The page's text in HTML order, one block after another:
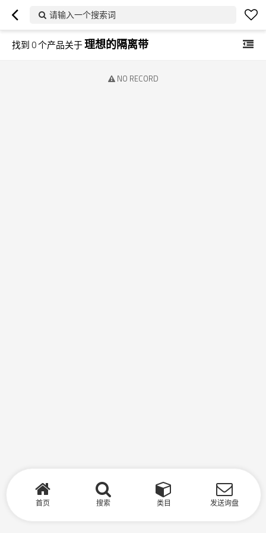
请输入一个搜索词
找到0个产品关于理想的隔离带
NO RECORD
首页 搜索 类目 发送询盘